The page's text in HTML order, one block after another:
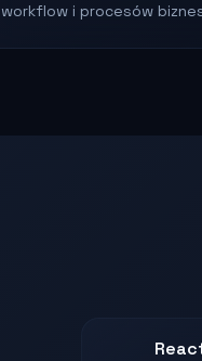
workflow i procesów